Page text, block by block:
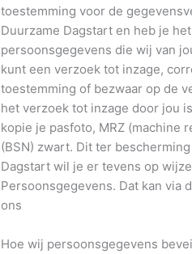
toestemming voor de
Duurzame Dagstart en heb je
persoonsgegevens die wij van
kunt een verzoek tot inzage,
toestemming of bezwaar op de
het verzoek tot inzage door jou
kopie je pasfoto, MRZ (machine
(BSN) zwart. Dit ter
Dagstart wil je er tevens op
Persoonsgegevens. Dat kan
ons
Hoe wij persoonsgegevens